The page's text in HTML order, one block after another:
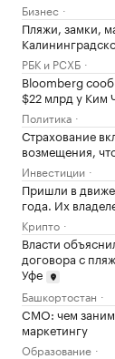
Бизнес
Пляжи, замки,
РБК и РСХБ
Bloomberg
$22 млрд у Ким
Политика
Страхование
возмещения,
Инвестиции
Пришли в
года. Их
Крипто
Власти
договора с
Уфе
Башкортостан
CMO: чем
маркетингу
Образование